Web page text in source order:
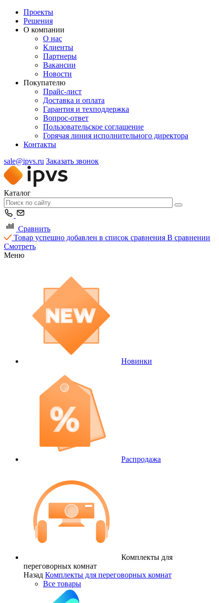
Проекты
Решения
О компании
О нас
Клиенты
Партнеры
Вакансии
Новости
Покупателю
Прайс-лист
Доставка и оплата
Гарантия и техподдержка
Вопрос-ответ
Пользовательское соглашение
Горячая линия исполнительного директора
Контакты
sale@ipvs.ru Заказать звонок
Каталог
Сравнить
Товар успешно добавлен в список сравнения В сравнении
Смотреть
Меню
Новинки
Распродажа
Комплекты для
переговорных комнат
Назад Комплекты для переговорных комнат
Все товары